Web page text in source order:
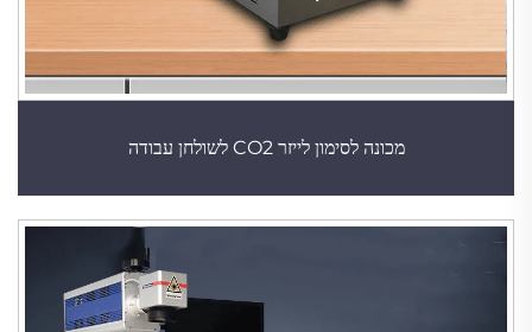
מכונה לסימון לייזר CO2 לשולחן עבודה